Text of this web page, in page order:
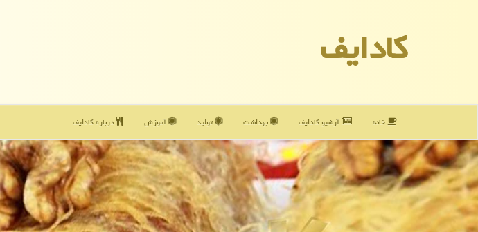
كادایف
خانه آرشیو كادایف بهداشت تولید آموزش درباره كادایف